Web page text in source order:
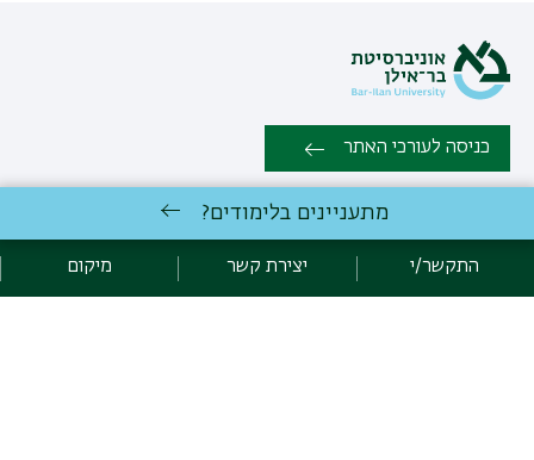
כניסה לעורכי האתר
כל הזכויות שמורות המחלקה ללימודים קלאסיים, הפקולטה למדעי הרוח,
7384027 |
יצירת קשר
מתעניינים בלימודים?
התקשר/י יצירת קשר מיקום